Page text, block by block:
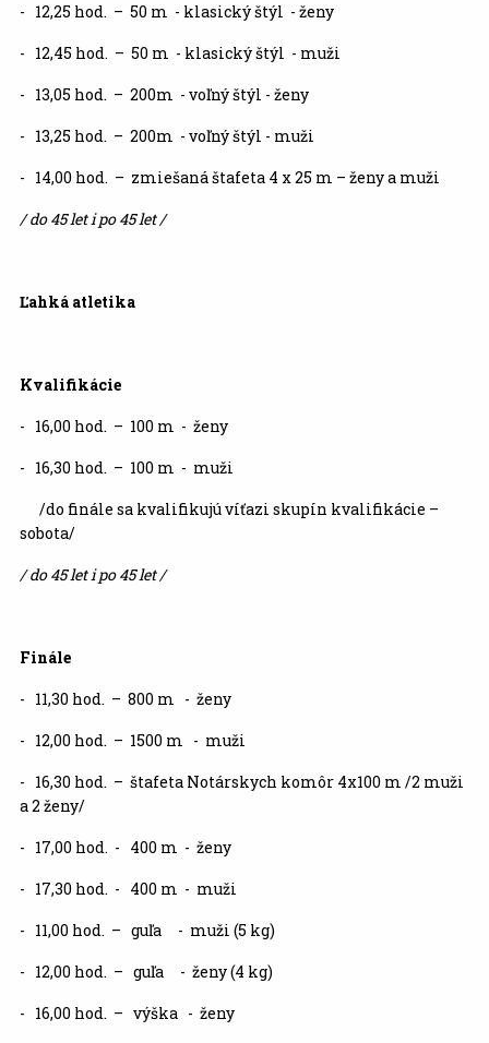
- 12,25 hod. – 50 m - klasický štýl - ženy
- 12,45 hod. – 50 m - klasický štýl - muži
- 13,05 hod. – 200m - voľný štýl - ženy
- 13,25 hod. – 200m - voľný štýl - muži
- 14,00 hod. – zmiešaná štafeta 4 x 25 m – ženy a muži
/ do 45 let i po 45 let /
Ľahká atletika
Kvalifikácie
- 16,00 hod. – 100 m - ženy
- 16,30 hod. – 100 m - muži
/do finále sa kvalifikujú víťazi skupín kvalifikácie –
sobota/
/ do 45 let i po 45 let /
Finále
- 11,30 hod. – 800 m - ženy
- 12,00 hod. – 1500 m - muži
- 16,30 hod. – štafeta Notárskych komôr 4x100 m /2 muži
a 2 ženy/
- 17,00 hod. - 400 m - ženy
- 17,30 hod. - 400 m - muži
- 11,00 hod. – guľa - muži (5 kg)
- 12,00 hod. – guľa - ženy (4 kg)
- 16,00 hod. – výška - ženy